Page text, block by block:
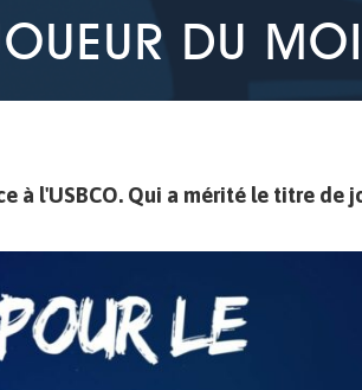
DU
à l'USBCO. Qui a mérité le titre de